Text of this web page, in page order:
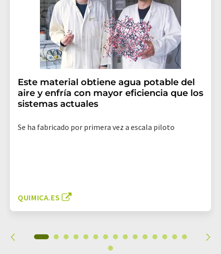
Este material obtiene agua potable del
aire y enfría con mayor eficiencia que los
sistemas actuales
Se ha fabricado por primera vez a escala piloto
QUIMICA.ES